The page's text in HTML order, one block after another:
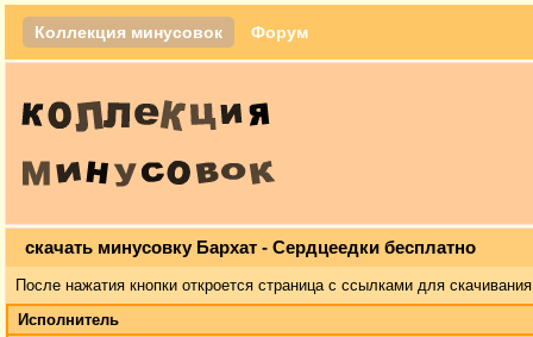
Коллекция минусовок Форум
скачать минусовку Бархат - Сердцеедки бесплатно
После нажатия кнопки откроется страница с ссылками для
Исполнитель